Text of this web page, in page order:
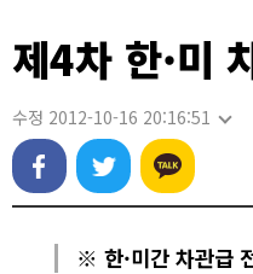
제4차 한·미
수정 2012-10-16 20:16:51
※ 한·미간 차관급